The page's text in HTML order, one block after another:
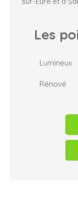
Les
Lumineux
Rénové